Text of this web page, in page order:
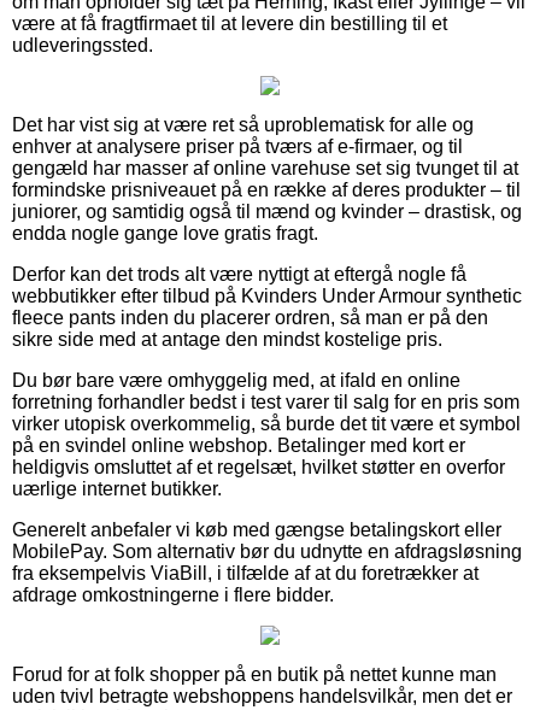
være at få fragtfirmaet til at levere din bestilling til et
udleveringssted.
Det har vist sig at være ret så uproblematisk for alle og
enhver at analysere priser på tværs af e-firmaer, og til
gengæld har masser af online varehuse set sig tvunget til at
formindske prisniveauet på en række af deres produkter – til
juniorer, og samtidig også til mænd og kvinder – drastisk, og
endda nogle gange love gratis fragt.
Derfor kan det trods alt være nyttigt at eftergå nogle få
webbutikker efter tilbud på Kvinders Under Armour synthetic
fleece pants inden du placerer ordren, så man er på den
sikre side med at antage den mindst kostelige pris.
Du bør bare være omhyggelig med, at ifald en online
forretning forhandler bedst i test varer til salg for en pris som
virker utopisk overkommelig, så burde det tit være et symbol
på en svindel online webshop. Betalinger med kort er
heldigvis omsluttet af et regelsæt, hvilket støtter en overfor
uærlige internet butikker.
Generelt anbefaler vi køb med gængse betalingskort eller
MobilePay. Som alternativ bør du udnytte en afdragsløsning
fra eksempelvis ViaBill, i tilfælde af at du foretrækker at
afdrage omkostningerne i flere bidder.
Forud for at folk shopper på en butik på nettet kunne man
uden tvivl betragte webshoppens handelsvilkår, men det er